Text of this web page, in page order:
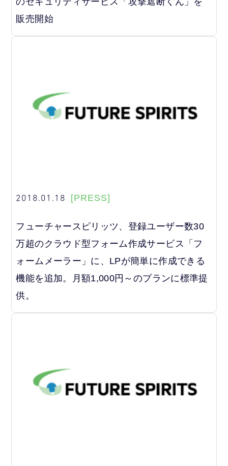
販売開始
2018.01.18 [PRESS]
フューチャースピリッツ、登録ユーザー数30
万超のクラウド型フォーム作成サービス「フ
ォームメーラー」に、LPが簡単に作成できる
機能を追加。月額1,000円～のプランに標準提
供。